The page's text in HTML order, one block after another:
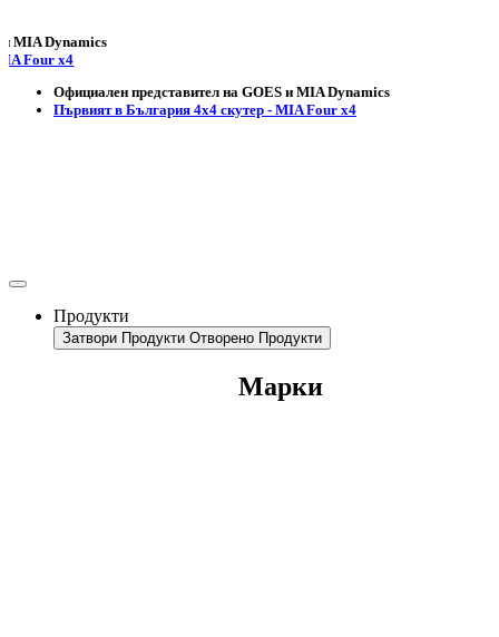
x4
Официален представител на GOES и MIA Dynamics
Първият в България 4х4 скутер - MIA Four x4
Продукти
Затвори Продукти Отворено Продукти
Марки